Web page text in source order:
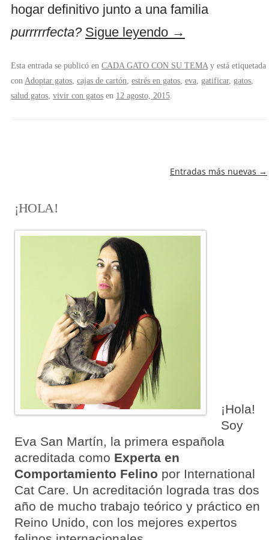
hogar definitivo junto a una familia
purrrrrfecta? Sigue leyendo →
Esta entrada se publicó en CADA GATO CON SU TEMAy está etiquetada
con Adoptar gatos, cajas de cartón, estrés en gatos, eva, gatificar, gatos,
salud gatos, vivir con gatos en 12 agosto, 2015.
ENTRADAS
Entradas más nuevas →
¡HOLA!
¡Hola!
Soy
Eva San Martín, la primera española
acreditada como Experta en
Comportamiento Felino por International
Cat Care. Un acreditación lograda tras dos
año de mucho trabajo teórico y práctico en
Reino Unido, con los mejores expertos